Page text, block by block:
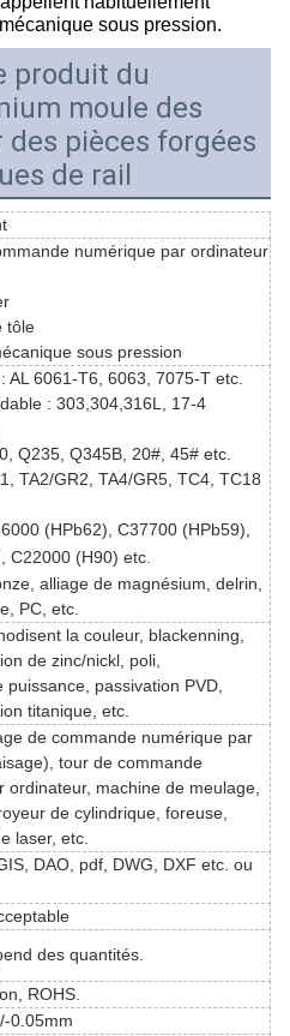
sous pression.
produit du
moule des
des pièces forgées
de rail
numérique par ordinateur
tôle
sous pression
AL 6061-T6, 6063, 7075-T etc.
: 303,304,316L, 17-4
Q235, Q345B, 20#, 45# etc.
TA2/GR2, TA4/GR5 TC4, TC18
(HPb62), C37700 (HPb59),
C22000 (H90) etc.
alliage de magnésium, delrin,
PC, etc.
la couleur, blackenning,
de zinc/nickl, poli,
puissance, passivation PVD,
titanique, etc.
de commande numérique par
tour de commande
ordinateur, machine de meulage,
de cylindrique, foreuse,
laser, etc.
DAO, pdf, DWG, DXF etc. ou
des quantités.
ROHS.
0.05mm